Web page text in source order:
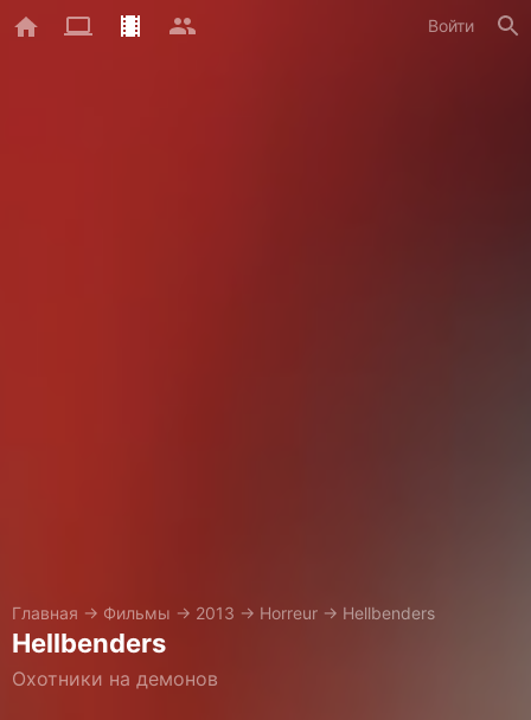
Войти
Главная → Фильмы → 2013 → Horreur → Hellbenders
Hellbenders
Охотники на демонов